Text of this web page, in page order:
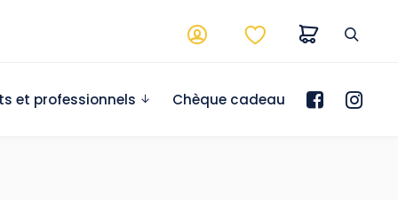
et professionnels Chèque cadeau